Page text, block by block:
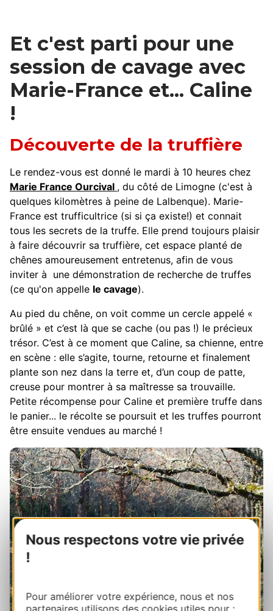
Nous respectons votre vie privée
!
Pour améliorer votre expérience, nous et nos
Et c'est parti pour une
session de cavage avec
Marie-France et... Caline
!
Découverte de la truffière
Le rendez-vous est donné le mardi à 10 heures chez
Marie France Ourcival , du côté de Limogne (c'est à
quelques kilomètres à peine de Lalbenque). Marie-
France est trufficultrice (si si ça existe!) et connait
tous les secrets de la truffe. Elle prend toujours plaisir
à faire découvrir sa truffière, cet espace planté de
chênes amoureusement entretenus, afin de vous
inviter à une démonstration de recherche de truffes
(ce qu'on appelle le cavage).
Au pied du chêne, on voit comme un cercle appelé «
brûlé » et c’est là que se cache (ou pas !) le précieux
trésor. C’est à ce moment que Caline, sa chienne, entre
en scène : elle s’agite, tourne, retourne et finalement
plante son nez dans la terre et, d’un coup de patte,
creuse pour montrer à sa maîtresse sa trouvaille.
Petite récompense pour Caline et première truffe dans
le panier... le récolte se poursuit et les truffes pourront
être ensuite vendues au marché !